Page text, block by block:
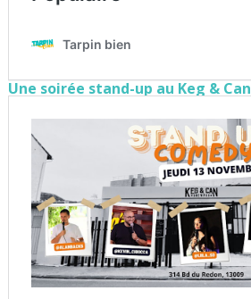
Une soirée stand-up au Keg & Can